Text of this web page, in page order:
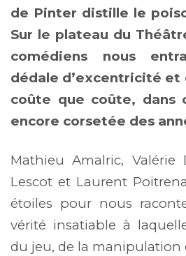
de Pinter distille le
Sur le plateau du
comédiens nous
dédale d’excentricité et
coûte que coûte, dans
encore corsetée des
Mathieu Amalric, Valérie
Lescot et Laurent
étoiles pour nous
vérité insatiable à
du jeu, de la manipulation